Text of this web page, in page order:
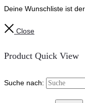
Deine Wunschliste ist
Close
Product Quick View
Suche nach: